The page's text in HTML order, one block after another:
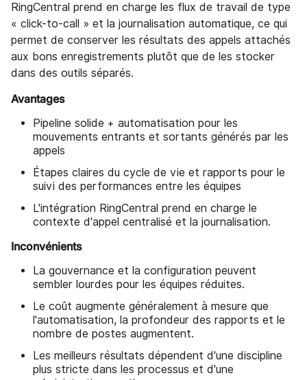
RingCentral prend en charge les flux de travail de type
« click-to-call » et la journalisation automatique, ce qui
permet de conserver les résultats des appels attachés
aux bons enregistrements plutôt que de les stocker
dans des outils séparés.
Avantages
Pipeline solide + automatisation pour les
mouvements entrants et sortants générés par les
appels
Étapes claires du cycle de vie et rapports pour le
suivi des performances entre les équipes
L'intégration RingCentral prend en charge le
contexte d'appel centralisé et la journalisation.
Inconvénients
La gouvernance et la configuration peuvent
sembler lourdes pour les équipes réduites.
Le coût augmente généralement à mesure que
l'automatisation, la profondeur des rapports et le
nombre de postes augmentent.
Les meilleurs résultats dépendent d'une discipline
plus stricte dans les processus et d'une